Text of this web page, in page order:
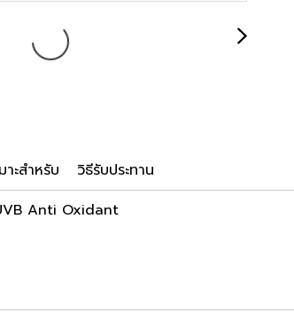
าะสำหรับ
วิธีรับประทาน
Anti Oxidant